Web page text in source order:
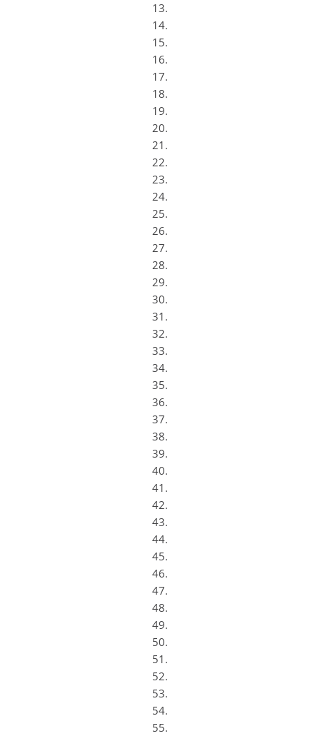
13.
14.
15.
16.
17.
18.
19.
20.
21.
22.
23.
24.
25.
26.
27.
28.
29.
30.
31.
32.
33.
34.
35.
36.
37.
38.
39.
40.
41.
42.
43.
44.
45.
46.
47.
48.
49.
50.
51.
52.
53.
54.
55.